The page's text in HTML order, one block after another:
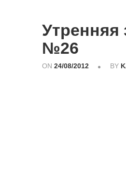
Утренняя
№26
ON 24/08/2012 BY